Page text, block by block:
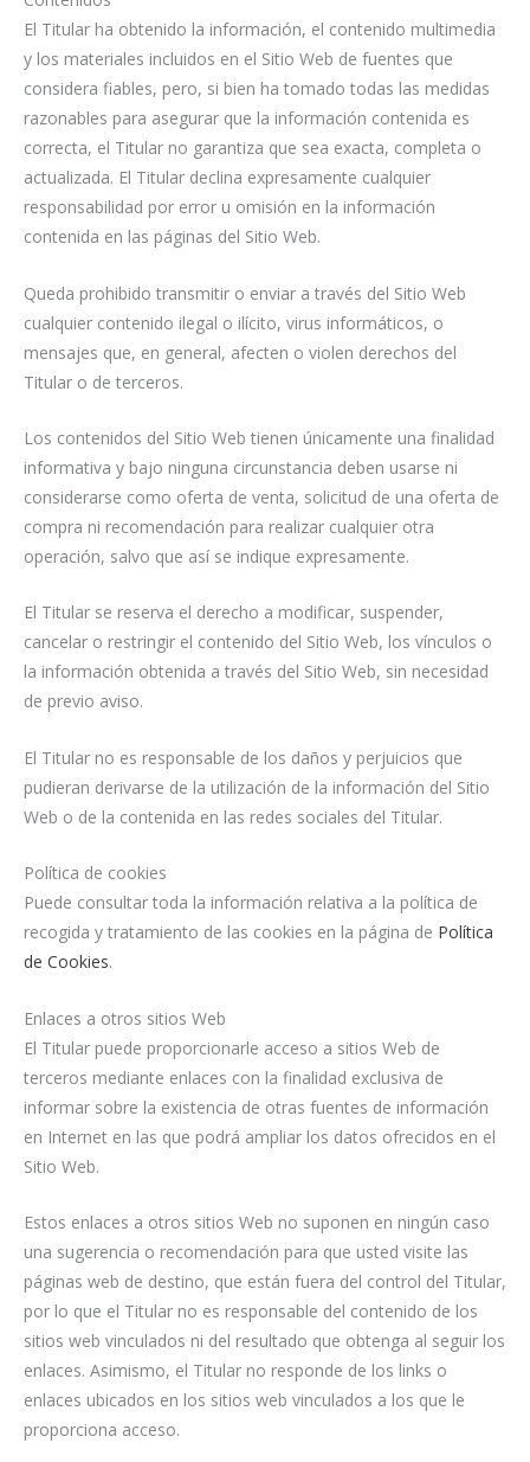
El Titular ha obtenido la información, el contenido multimedia
y los materiales incluidos en el Sitio Web de fuentes que
considera fiables, pero, si bien ha tomado todas las medidas
razonables para asegurar que la información contenida es
correcta, el Titular no garantiza que sea exacta, completa o
actualizada. El Titular declina expresamente cualquier
responsabilidad por error u omisión en la información
contenida en las páginas del Sitio Web.
Queda prohibido transmitir o enviar a través del Sitio Web
cualquier contenido ilegal o ilícito, virus informáticos, o
mensajes que, en general, afecten o violen derechos del
Titular o de terceros.
Los contenidos del Sitio Web tienen únicamente una finalidad
informativa y bajo ninguna circunstancia deben usarse ni
considerarse como oferta de venta, solicitud de una oferta de
compra ni recomendación para realizar cualquier otra
operación, salvo que así se indique expresamente.
El Titular se reserva el derecho a modificar, suspender,
cancelar o restringir el contenido del Sitio Web, los vínculos o
la información obtenida a través del Sitio Web, sin necesidad
de previo aviso.
El Titular no es responsable de los daños y perjuicios que
pudieran derivarse de la utilización de la información del Sitio
Web o de la contenida en las redes sociales del Titular.
Política de cookies
Puede consultar toda la información relativa a la política de
recogida y tratamiento de las cookies en la página de Política
de Cookies.
Enlaces a otros sitios Web
El Titular puede proporcionarle acceso a sitios Web de
terceros mediante enlaces con la finalidad exclusiva de
informar sobre la existencia de otras fuentes de información
en Internet en las que podrá ampliar los datos ofrecidos en el
Sitio Web.
Estos enlaces a otros sitios Web no suponen en ningún caso
una sugerencia o recomendación para que usted visite las
páginas web de destino, que están fuera del control del Titular,
por lo que el Titular no es responsable del contenido de los
sitios web vinculados ni del resultado que obtenga al seguir los
enlaces. Asimismo, el Titular no responde de los links o
enlaces ubicados en los sitios web vinculados a los que le
proporciona acceso.